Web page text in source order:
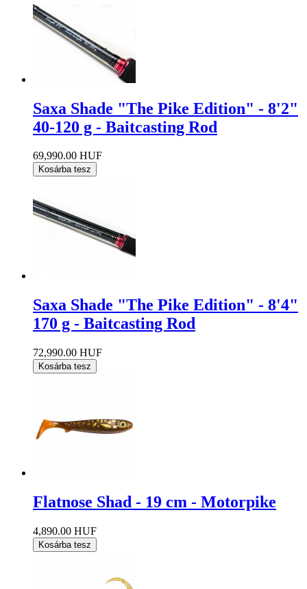
Saxa Shade "The Pike Edition" - 8'2"
40-120 g - Baitcasting Rod
69,990.00 HUF
Kosárba tesz
Saxa Shade "The Pike Edition" - 8'4"
170 g - Baitcasting Rod
72,990.00 HUF
Kosárba tesz
Flatnose Shad - 19 cm - Motorpike
4,890.00 HUF
Kosárba tesz